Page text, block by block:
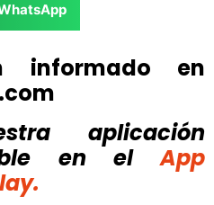
informado en
aplicación
en el
App